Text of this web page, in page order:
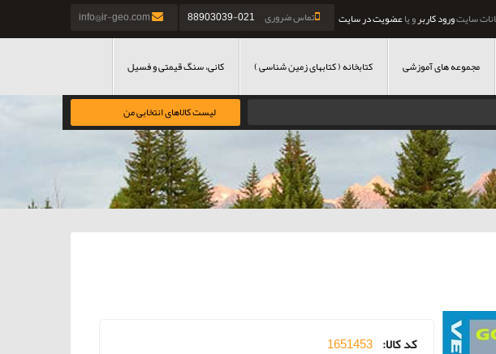
تماس ضروری 021-88903039 سایتورود کاربرو یاعضویت در سایت
مجموعه های آموزشی کتابخانه ( کتابهای زمین شناسی ) کانی، سنگ قیمتی و فسیل
لیست کالاهای انتخابی من
کد کالا: 1651453